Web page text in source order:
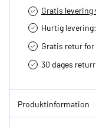
Gratis levering
Hurtig
Gratis retur
30 dages
Produktinformation